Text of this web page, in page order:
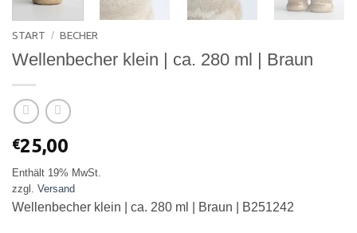
START / BECHER
Wellenbecher klein | ca. 280 ml | Braun
€25,00
Enthält 19% MwSt.
zzgl. Versand
Wellenbecher klein | ca. 280 ml | Braun | B251242